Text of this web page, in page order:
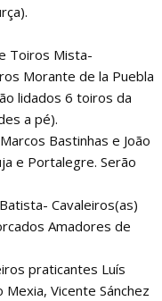
Toiros Mista-
Morante de la Puebla
lidados 6 toiros da
a pé).
Bastinhas e João
e Portalegre. Serão
Cavaleiros(as)
Amadores de
praticantes Luís
Mexia, Vicente Sánchez